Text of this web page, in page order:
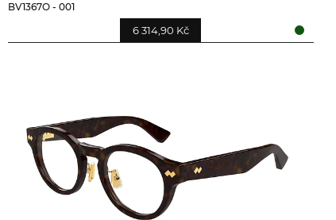
BV1367O - 001
6 314,90 Kč